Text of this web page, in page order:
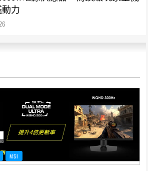
力
MSI